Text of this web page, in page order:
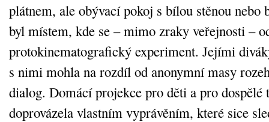
plátnem, ale obývací pokoj s bílou stěnou nebo
byl místem, kde se – mimo zraky veřejnosti –
protokinematografický experiment. Jejími
s nimi mohla na rozdíl od anonymní masy
dialog. Domácí projekce pro děti a pro dospělé
doprovázela vlastním vyprávěním, které sice